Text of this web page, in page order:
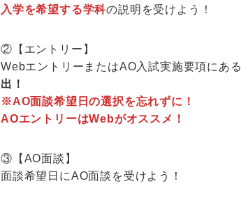
入学を希望する学科の説明を受けよう！
②【エントリー】
WebエントリーまたはAO入試実施要項にある
出！
※AO面談希望日の選択を忘れずに！
AOエントリーはWebがオススメ！
③【AO面談】
面談希望日にAO面談を受けよう！